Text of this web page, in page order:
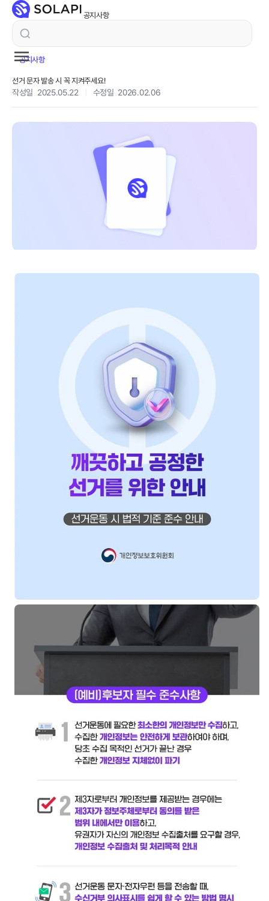
공지사항
공지사항
선거 문자 발송 시 꼭 지켜주세요!
작성일 2025.05.22 수정일 2026.02.06